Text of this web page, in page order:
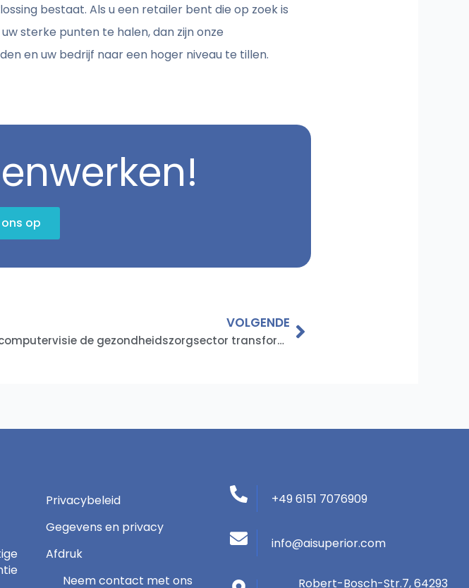
bestaat. Als u een retailer bent die op zoek is
sterke punten te halen, dan zijn onze
en uw bedrijf naar een hoger niveau te tillen.
op
VOLGENDE
Hoe computervisie de gezondheidszorgsector transformeert
Privacybeleid
Gegevens en privacy
Afdruk
Neem contact met ons
+49 6151 7076909
info@aisuperior.com
Robert-Bosch-Str.7, 64293